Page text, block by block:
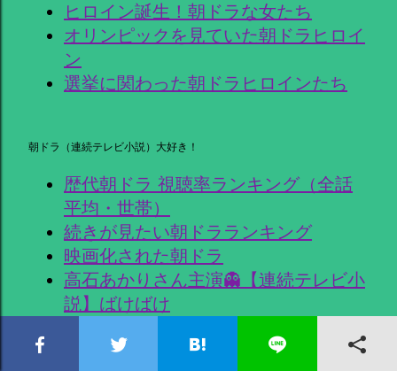
ヒロイン誕生！朝ドラな女たち
オリンピックを見ていた朝ドラヒロイ
ン
選挙に関わった朝ドラヒロインたち
朝ドラ（連続テレビ小説）大好き！
歴代朝ドラ 視聴率ランキング（全話
平均・世帯）
続きが見たい朝ドラランキング
映画化された朝ドラ
高石あかりさん主演👻【連続テレビ小
説】ばけばけ
説】あんぱん